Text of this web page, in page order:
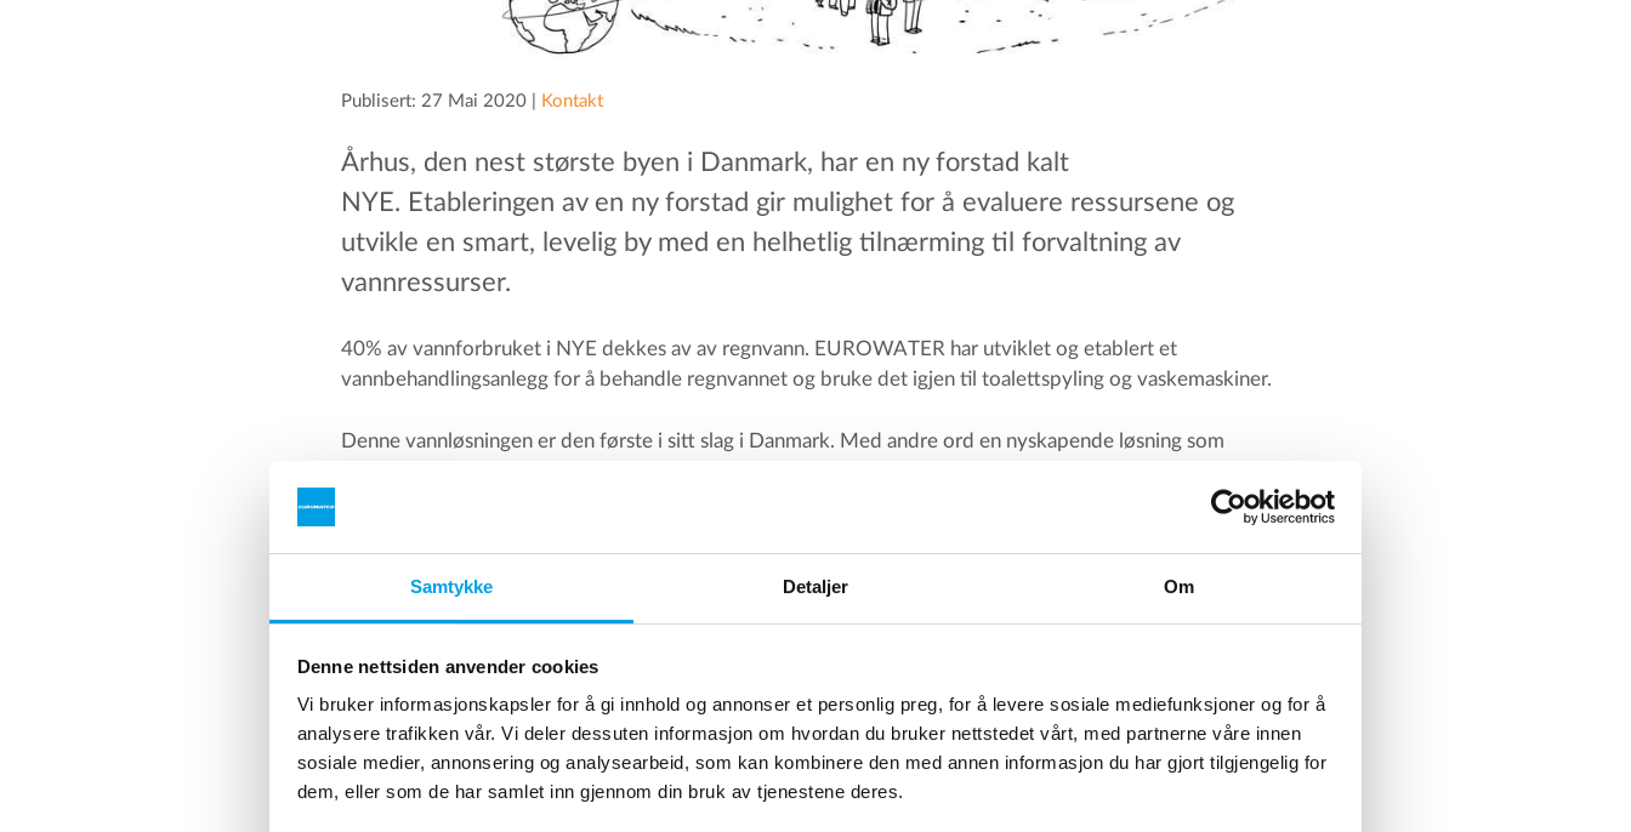
Samtykke Detaljer Om
Denne nettsiden anvender cookies
Vi bruker informasjonskapsler for å gi innhold og annonser et personlig preg, for å levere sosiale mediefunksjoner og for å
analysere trafikken vår. Vi deler dessuten informasjon om hvordan du bruker nettstedet vårt, med partnerne våre innen
sosiale medier, annonsering og analysearbeid, som kan kombinere den med annen informasjon du har gjort tilgjengelig for
dem, eller som de har samlet inn gjennom din bruk av tjenestene deres.
Publisert: 27 Mai 2020 | Kontakt
Århus, den nest største byen i Danmark, har en ny forstad kalt
NYE. Etableringen av en ny forstad gir mulighet for å evaluere ressursene og
utvikle en smart, levelig by med en helhetlig tilnærming til forvaltning av
vannressurser.
40% av vannforbruket i NYE dekkes av av regnvann. EUROWATER har utviklet og etablert et
vannbehandlingsanlegg for å behandle regnvannet og bruke det igjen til toalettspyling og vaskemaskiner.
Denne vannløsningen er den første i sitt slag i Danmark. Med andre ord en nyskapende løsning som
15.000 innbyggere.
Det oppsamlede regnvannet behandles i et trykkfilter ved å bruke den naturlige prosessen med
oksidasjon og filtrering. Vannet blir videre behandlet ved hjelp av ultrafiltrering for å produsere vann av
høy kvalitet. Det rene vannet samles i en vannlagertank. Før vannet tilføres innbyggerne blir det UV-
desinfisert.